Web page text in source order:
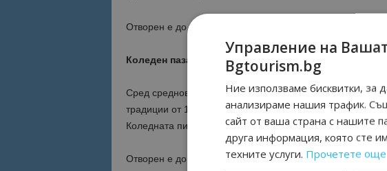
Отворен е до 24 декември.
Коледен пазар, Ерфурт
Сред средновековния център на града се намира
традиции от 1200 години назад. Най-интересното са
Коледната пирамида, която е висока 12 метра.
Отворен е до 22 декември.
Управление на
Bgtourism.bg
Ние използваме бисквитки, за
анализираме нашия трафик.
сайт от ваша страна с нашите
друга информация, която сте
техните услуги. Прочетете още